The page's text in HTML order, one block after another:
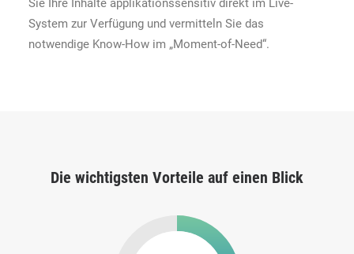
Sie Ihre Inhalte applikationssensitiv direkt im Live-
System zur Verfügung und vermitteln Sie das
notwendige Know-How im „Moment-of-Need“.
Die wichtigsten Vorteile auf einen Blick